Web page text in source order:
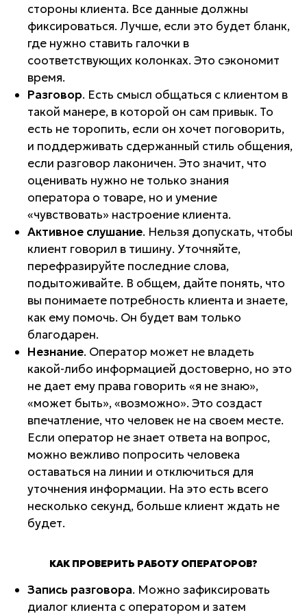
стороны клиента. Все данные должны
фиксироваться. Лучше, если это будет бланк,
где нужно ставить галочки в
соответствующих колонках. Это сэкономит
время.
Разговор. Есть смысл общаться с клиентом в
такой манере, в которой он сам привык. То
есть не торопить, если он хочет поговорить,
и поддерживать сдержанный стиль общения,
если разговор лаконичен. Это значит, что
оценивать нужно не только знания
оператора о товаре, но и умение
«чувствовать» настроение клиента.
Активное слушание. Нельзя допускать, чтобы
клиент говорил в тишину. Уточняйте,
перефразируйте последние слова,
подытоживайте. В общем, дайте понять, что
вы понимаете потребность клиента и знаете,
как ему помочь. Он будет вам только
благодарен.
Незнание. Оператор может не владеть
какой-либо информацией достоверно, но это
не дает ему права говорить «я не знаю»,
«может быть», «возможно». Это создаст
впечатление, что человек не на своем месте.
Если оператор не знает ответа на вопрос,
можно вежливо попросить человека
оставаться на линии и отключиться для
уточнения информации. На это есть всего
несколько секунд, больше клиент ждать не
будет.
КАК ПРОВЕРИТЬ РАБОТУ ОПЕРАТОРОВ?
Запись разговора. Можно зафиксировать
диалог клиента с оператором и затем